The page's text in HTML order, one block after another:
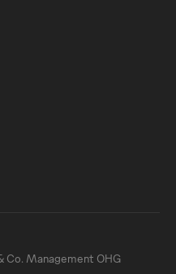
Co. Management OHG